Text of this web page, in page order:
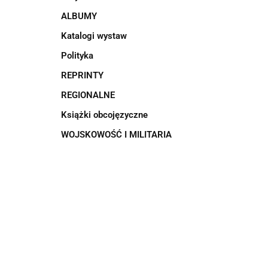
ALBUMY
Katalogi wystaw
Polityka
REPRINTY
REGIONALNE
Książki obcojęzyczne
WOJSKOWOŚĆ I MILITARIA